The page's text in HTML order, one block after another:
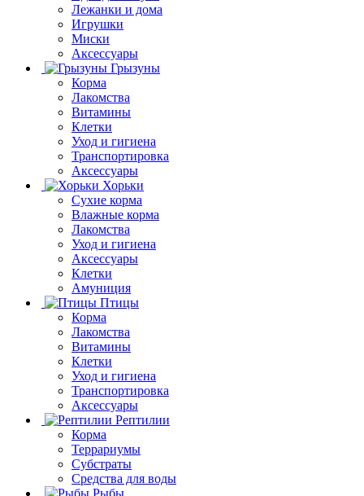
Лежанки и дома
Игрушки
Миски
Аксессуары
Грызуны
Корма
Лакомства
Витамины
Клетки
Уход и гигиена
Транспортировка
Аксессуары
Хорьки
Сухие корма
Влажные корма
Лакомства
Уход и гигиена
Аксессуары
Клетки
Амуниция
Птицы
Корма
Лакомства
Витамины
Клетки
Уход и гигиена
Транспортировка
Аксессуары
Рептилии
Корма
Террариумы
Субстраты
Средства для воды
Рыбы